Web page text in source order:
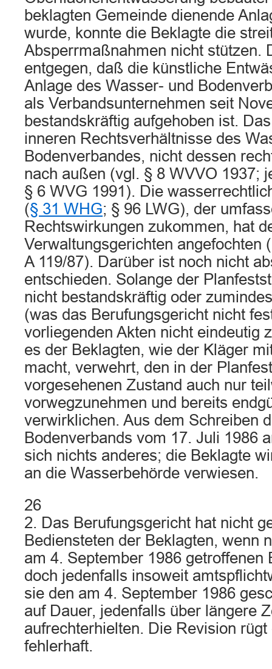
beklagten Gemeinde dienende
wurde, konnte die Beklagte die
Absperrmaßnahmen nicht stützen.
entgegen, daß die künstliche
Anlage des Wasser- und
als Verbandsunternehmen seit
bestandskräftig aufgehoben ist.
inneren Rechtsverhältnisse des
Bodenverbandes, nicht dessen
nach außen (vgl. § 8 WVVO 1937;
§ 6 WVG 1991). Die
(§ 31 WHG; § 96 LWG), der
Rechtswirkungen zukommen, hat
Verwaltungsgerichten angefochten
A 119/87). Darüber ist noch nicht
entschieden. Solange der
nicht bestandskräftig oder
(was das Berufungsgericht nicht
vorliegenden Akten nicht eindeutig
es der Beklagten, wie der Kläger
macht, verwehrt, den in der
vorgesehenen Zustand auch nur
vorwegzunehmen und bereits
verwirklichen. Aus dem Schreiben
Bodenverbands vom 17. Juli 1986
sich nichts anderes; die Beklagte
an die Wasserbehörde verwiesen.
26
2. Das Berufungsgericht hat nicht
Bediensteten der Beklagten, wenn
am 4. September 1986 getroffenen
doch jedenfalls insoweit
sie den am 4. September 1986
auf Dauer, jedenfalls über längere
aufrechterhielten. Die Revision
fehlerhaft.